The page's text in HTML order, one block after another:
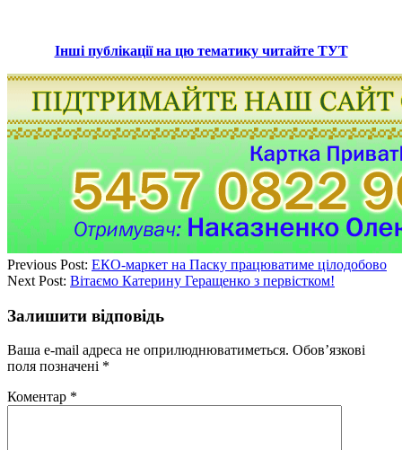
Інші публікації на цю тематику читайте ТУТ
Previous Post: ЕКО-маркет на Паску працюватиме цілодобово
Next Post: Вітаємо Катерину Геращенко з первістком!
Залишити відповідь
Ваша e-mail адреса не оприлюднюватиметься. Обов’язкові
поля позначені *
Коментар *